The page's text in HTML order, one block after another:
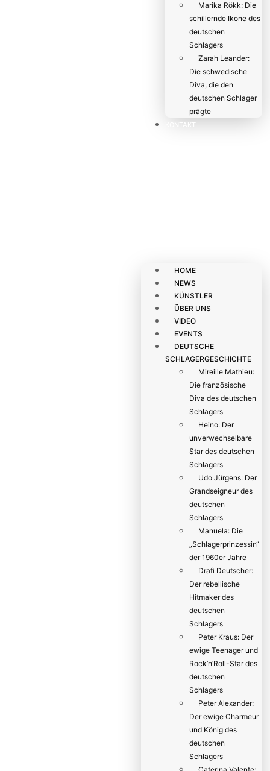
Marika Rökk: Die
schillernde Ikone des
deutschen
Schlagers
Zarah Leander:
Die schwedische
Diva, die den
deutschen Schlager
prägte
KONTAKT
HOME
NEWS
KÜNSTLER
ÜBER UNS
VIDEO
EVENTS
DEUTSCHE
SCHLAGERGESCHICHTE
Mireille Mathieu:
Die französische
Diva des deutschen
Schlagers
Heino: Der
unverwechselbare
Star des deutschen
Schlagers
Udo Jürgens: Der
Grandseigneur des
deutschen
Schlagers
Manuela: Die
„Schlagerprinzessin“
der 1960er Jahre
Drafi Deutscher:
Der rebellische
Hitmaker des
deutschen
Schlagers
Peter Kraus: Der
ewige Teenager und
Rock’n’Roll-Star des
deutschen
Schlagers
Peter Alexander:
Der ewige Charmeur
und König des
deutschen
Schlagers